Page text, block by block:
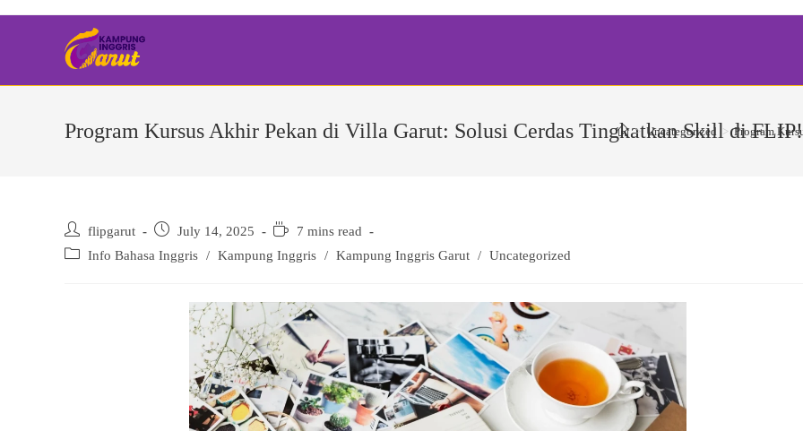
Program Kursus Akhir Pekan di Villa Garut: Solusi Cerdas Tingkatkan Skill di FLIP!
> Uncategorized > Program
Post
author:
flipgarut
Post
published:
July 14, 2025
Reading
time:
7 mins read
Post Info Bahasa Inggris / Kampung Inggris / Kampung Inggris Garut / Uncategorized